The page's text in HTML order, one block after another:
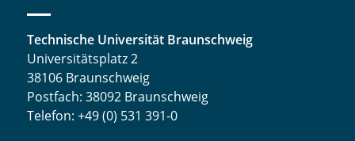
Technische Universität Braunschweig
Universitätsplatz 2
38106 Braunschweig
Postfach: 38092 Braunschweig
Telefon: +49 (0) 531 391-0